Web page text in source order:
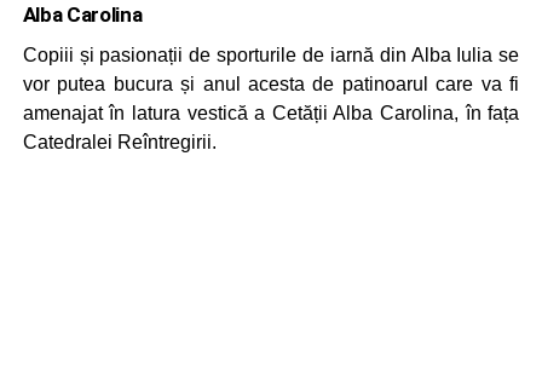
Alba Carolina
Copiii și pasionații de sporturile de iarnă din Alba Iulia se
vor putea bucura și anul acesta de patinoarul care va fi
amenajat în latura vestică a Cetății Alba Carolina, în fața
Catedralei Reîntregirii.